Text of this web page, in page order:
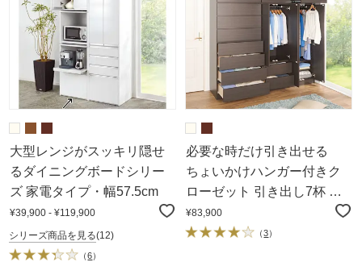
大型レンジがスッキリ隠せ
るダイニングボードシリー
ズ 家電タイプ・幅57.5cm
¥39,900 - ¥119,900
シリーズ商品を見る(12)
（6）
必要な時だけ引き出せる
ちょいかけハンガー付きク
ローゼット 引き出し7杯 幅
80cm
¥83,900
（3）